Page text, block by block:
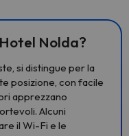
Nolda?
si distingue per la
posizione, con facile
apprezzano
Alcuni
il Wi-Fi e le